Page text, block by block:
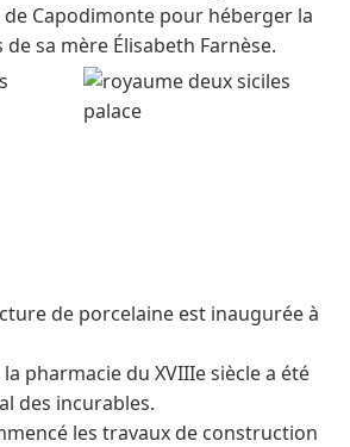
Capodimonte pour héberger la
sa mère Élisabeth Farnèse.
de porcelaine est inaugurée à
pharmacie du XVIIIe siècle a été
des incurables.
les travaux de construction